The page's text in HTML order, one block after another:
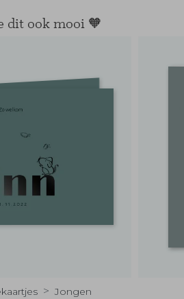
dit ook mooi 🧡
Jongen